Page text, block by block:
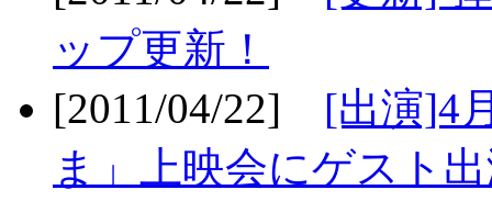
ップ更新！
[2011/04/22] [出演]4
ま」上映会にゲスト